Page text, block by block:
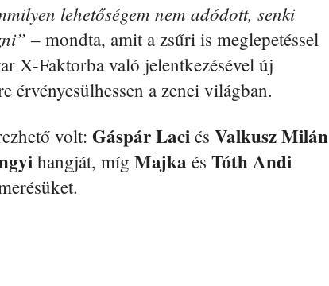
lehetőségem nem adódott, senki
– mondta, amit a zsűri is meglepetéssel
X-Faktorba való jelentkezésével új
érvényesülhessen a zenei világban.
volt: Gáspár Laci és Valkusz Milán
hangját, míg Majka és Tóth Andi